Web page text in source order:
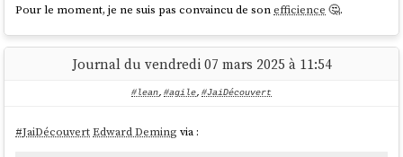
Pour le moment, je ne suis pas convaincu de sonefficience 🤔.
Journal du vendredi 07 mars 2025 à 11:54
#lean, #agile, #JaiDécouvert
#JaiDécouvert Edward Deming via :